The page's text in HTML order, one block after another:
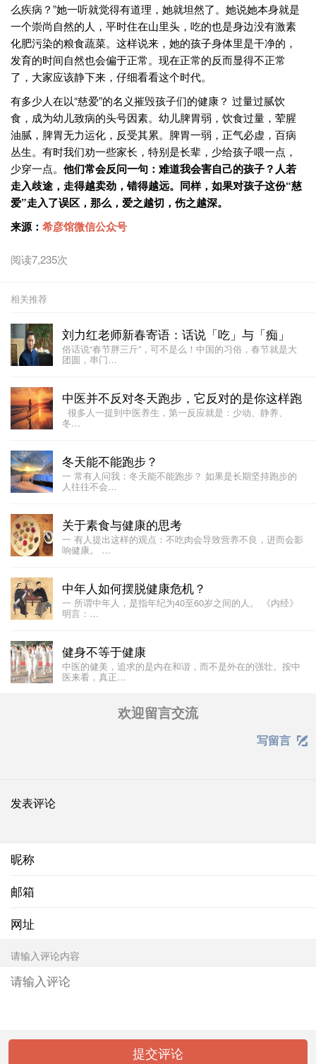
么疾病？”她一听就觉得有道理，她就坦然了。她说她本身就是
一个崇尚自然的人，平时住在山里头，吃的也是身边没有激素
化肥污染的粮食蔬菜。这样说来，她的孩子身体里是干净的，
发育的时间自然也会偏于正常。现在正常的反而显得不正常
了，大家应该静下来，仔细看看这个时代。
有多少人在以“慈爱”的名义摧毁孩子们的健康？ 过量过腻饮
食，成为幼儿致病的头号因素。幼儿脾胃弱，饮食过量，荤腥
油腻，脾胃无力运化，反受其累。脾胃一弱，正气必虚，百病
丛生。有时我们劝一些家长，特别是长辈，少给孩子喂一点，
少穿一点。 他们常会反问一句：难道我会害自己的孩子？ 人若
走入歧途，走得越卖劲，错得越远。同样，如果对孩子这份“慈
爱”走入了误区，那么，爱之越切，伤之越深。
来源： 希彦馆微信公众号
阅读7,235次
相关推荐
刘力红老师新春寄语：话说「吃」与「痴」
俗话说“春节胖三斤”，可不是么！中国的习俗，春节就是大
团圆，串门…
中医并不反对冬天跑步，它反对的是你这样跑
很多人一提到中医养生，第一反应就是：少动、静养、
冬…
冬天能不能跑步？
一 常有人问我：冬天能不能跑步？ 如果是长期坚持跑步的
人往往不会…
关于素食与健康的思考
一 有人提出这样的观点：不吃肉会导致营养不良，进而会影
响健康。 …
中年人如何摆脱健康危机？
一 所谓中年人，是指年纪为40至60岁之间的人。 《内经》
明言：…
健身不等于健康
中医的健美，追求的是内在和谐，而不是外在的强壮。按中
医来看，真正…
欢迎留言交流
写留言 
发表评论
昵称
邮箱
网址
请输入评论内容